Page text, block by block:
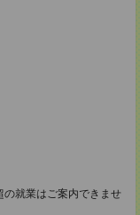
就業はご案内できませ